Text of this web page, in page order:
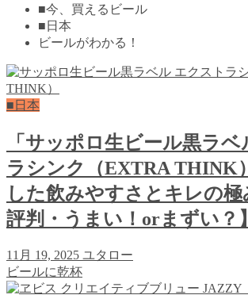
■今、買えるビール
■日本
ビールがわかる！
■日本
「サッポロ生ビール黒ラベ
ラシンク（EXTRA THINK
した飲みやすさとキレの極
評判・うまい！orまずい？】
11月 19, 2025 ユタロー
ビールに乾杯